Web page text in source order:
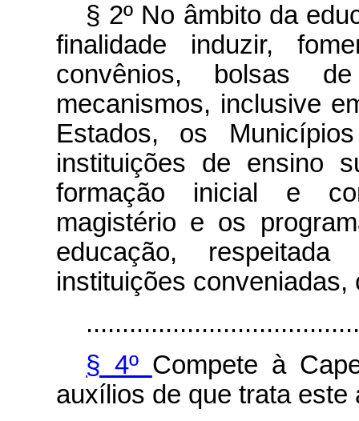
§ 2º No âmbito da
finalidade induzir,
convênios, bolsas
mecanismos, inclusive
Estados, os
instituições de ensino
formação inicial e
magistério e os
educação,
instituições
§ 4º Compete à
auxílios de que trata este